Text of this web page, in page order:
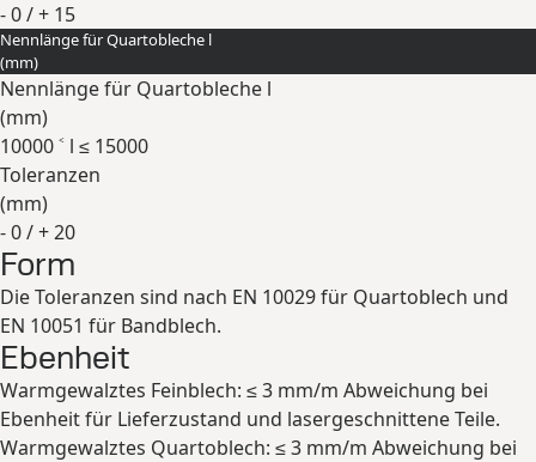
- 0 / + 15
Erweitern
Nennlänge für Quartobleche l
(mm)
Nennlänge für Quartobleche l
(mm)
10000 ˂ l ≤ 15000
Toleranzen
(mm)
- 0 / + 20
Erweitern
Form
Die Toleranzen sind nach EN 10029 für Quartoblech und
EN 10051 für Bandblech.
Ebenheit
Warmgewalztes Feinblech: ≤ 3 mm/m Abweichung bei
Ebenheit für Lieferzustand und lasergeschnittene Teile.
Warmgewalztes Quartoblech: ≤ 3 mm/m Abweichung bei